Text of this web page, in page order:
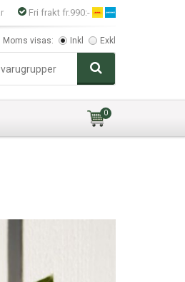
Fri frakt fr.990:-
Moms visas: Inkl Exkl
0